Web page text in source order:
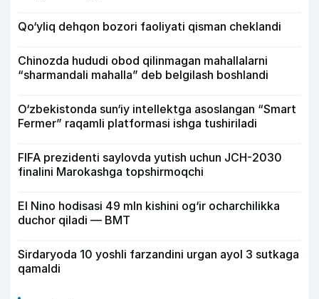
Qo‘yliq dehqon bozori faoliyati qisman cheklandi
Chinozda hududi obod qilinmagan mahallalarni
“sharmandali mahalla” deb belgilash boshlandi
O‘zbekistonda sun‘iy intellektga asoslangan “Smart
Fermer” raqamli platformasi ishga tushiriladi
FIFA prezidenti saylovda yutish uchun JCH-2030
finalini Marokashga topshirmoqchi
El Nino hodisasi 49 mln kishini og‘ir ocharchilikka
duchor qiladi — BMT
Sirdaryoda 10 yoshli farzandini urgan ayol 3 sutkaga
qamaldi